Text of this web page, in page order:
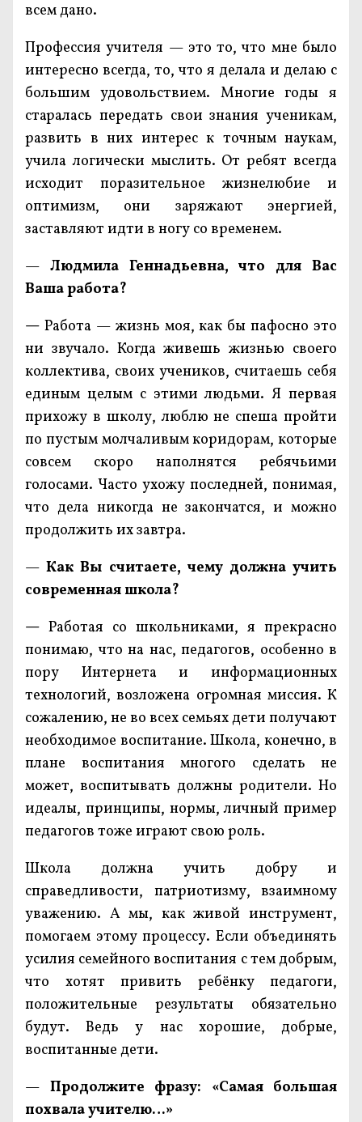
всем дано.
Профессия учителя — это то, что мне было
интересно всегда, то, что я делала и делаю с
большим удовольствием. Многие годы я
старалась передать свои знания ученикам,
развить в них интерес к точным наукам,
учила логически мыслить. От ребят всегда
исходит поразительное жизнелюбие и
оптимизм, они заряжают энергией,
заставляют идти в ногу со временем.
— Людмила Геннадьевна, что для Вас
Ваша работа?
— Работа — жизнь моя, как бы пафосно это
ни звучало. Когда живешь жизнью своего
коллектива, своих учеников, считаешь себя
единым целым с этими людьми. Я первая
прихожу в школу, люблю не спеша пройти
по пустым молчаливым коридорам, которые
совсем скоро наполнятся ребячьими
голосами. Часто ухожу последней, понимая,
что дела никогда не закончатся, и можно
продолжить их завтра.
— Как Вы считаете, чему должна учить
современная школа?
— Работая со школьниками, я прекрасно
понимаю, что на нас, педагогов, особенно в
пору Интернета и информационных
технологий, возложена огромная миссия. К
сожалению, не во всех семьях дети получают
необходимое воспитание. Школа, конечно, в
плане воспитания многого сделать не
может, воспитывать должны родители. Но
идеалы, принципы, нормы, личный пример
педагогов тоже играют свою роль.
Школа должна учить добру и
справедливости, патриотизму, взаимному
уважению. А мы, как живой инструмент,
помогаем этому процессу. Если объединять
усилия семейного воспитания с тем добрым,
что хотят привить ребёнку педагоги,
положительные результаты обязательно
будут. Ведь у нас хорошие, добрые,
воспитанные дети.
— Продолжите фразу: «Самая большая
похвала учителю…»